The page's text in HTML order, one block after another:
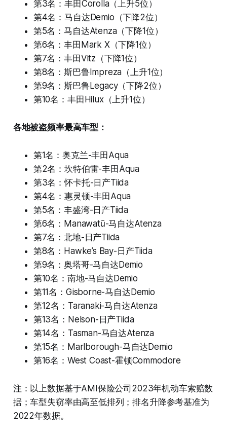
第3名：丰田Corolla（上升5位）
第4名：马自达Demio（下降2位）
第5名：马自达Atenza（下降1位）
第6名：丰田Mark X（下降1位）
第7名：丰田Vitz（下降1位）
第8名：斯巴鲁Impreza（上升1位）
第9名：斯巴鲁Legacy（下降2位）
第10名：丰田Hilux（上升1位）
各地被盗频率最高车型：
第1名：奥克兰-丰田Aqua
第2名：坎特伯雷-丰田Aqua
第3名：怀卡托-日产Tiida
第4名：惠灵顿-丰田Aqua
第5名：丰盛湾-日产Tiida
第6名：Manawatū-马自达Atenza
第7名：北地-日产Tiida
第8名：Hawke’s Bay-日产Tiida
第9名：奥塔哥-马自达Demio
第10名：南地-马自达Demio
第11名：Gisborne-马自达Demio
第12名：Taranaki-马自达Atenza
第13名：Nelson-日产Tiida
第14名：Tasman-马自达Atenza
第15名：Marlborough-马自达Demio
第16名：West Coast-霍顿Commodore
注：以上数据基于AMI保险公司2023年机动车索赔数
据；车型失窃率由高至低排列；排名升降参考基准为
2022年数据。